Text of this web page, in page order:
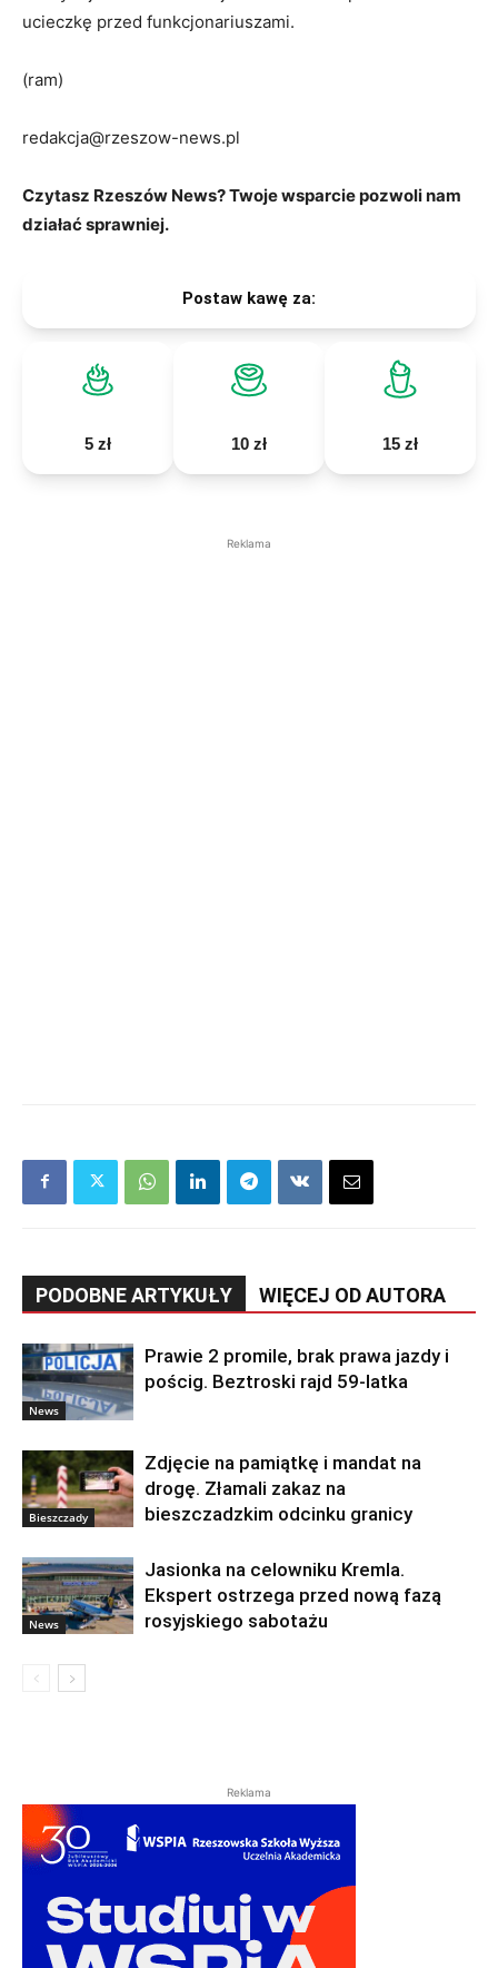
ucieczkę przed funkcjonariuszami.
(ram)
redakcja@rzeszow-news.pl
Czytasz Rzeszów News? Twoje wsparcie pozwoli nam
działać sprawniej.
Postaw kawę za:
5 zł 10 zł 15 zł
Reklama
PODOBNE ARTYKUŁY WIĘCEJ OD AUTORA
News
Prawie 2 promile, brak prawa jazdy i
pościg. Beztroski rajd 59-latka
Bieszczady
Zdjęcie na pamiątkę i mandat na
drogę. Złamali zakaz na
bieszczadzkim odcinku granicy
News
Jasionka na celowniku Kremla.
Ekspert ostrzega przed nową fazą
rosyjskiego sabotażu
Reklama